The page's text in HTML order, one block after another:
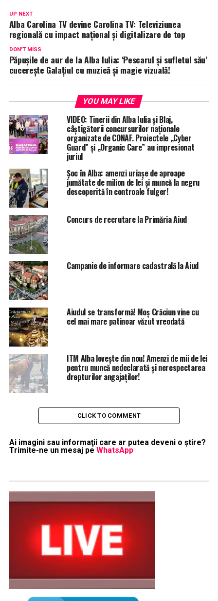
UP NEXT
Alba Carolina TV devine Carolina TV: Televiziunea
regională cu impact național și digitalizare de top
DON'T MISS
Păpușile de aur de la Alba Iulia: ‘Pescarul și sufletul său’
cucerește Galațiul cu muzică și magie vizuală!
YOU MAY LIKE
VIDEO: Tinerii din Alba Iulia și Blaj,
câștigătorii concursurilor naționale
organizate de CONAF. Proiectele „Cyber
Guard” și „Organic Care” au impresionat
juriul
Șoc în Alba: amenzi uriașe de aproape
jumătate de milion de lei și muncă la negru
descoperită în controale fulger!
Concurs de recrutare la Primăria Aiud
Campanie de informare cadastrală la Aiud
Aiudul se transformă! Moș Crăciun vine cu
cel mai mare patinoar văzut vreodată
ITM Alba lovește din nou! Amenzi de mii de lei
pentru muncă nedeclarată și nerespectarea
drepturilor angajaților!
CLICK TO COMMENT
Ai imagini sau informaţii care ar putea deveni o ştire?
Trimite-ne un mesaj pe WhatsApp